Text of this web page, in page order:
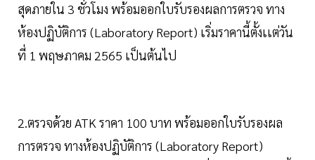
สุดภายใน 3 ชั่วโมง พร้อมออกใบรับรองผลการตรวจ ทาง
ห้องปฏิบัติการ (Laboratory Report) เริ่มราคานี้ตั้งเเต่วัน
ที่ 1 พฤษภาคม 2565 เป็นต้นไป
2.ตรวจด้วย ATK ราคา 100 บาท พร้อมออกใบรับรองผล
การตรวจ ทางห้องปฏิบัติการ (Laboratory Report)